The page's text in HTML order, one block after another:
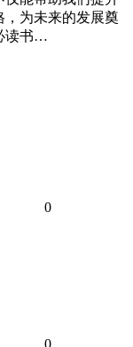
为未来的发展奠
读书…
0
0